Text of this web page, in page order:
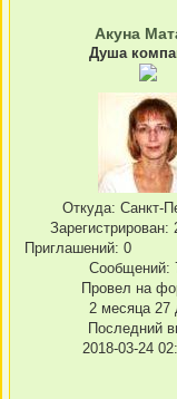
Акуна
Душа
Откуда: Санкт-
Зарегистрирован:
Приглашений: 0
Сообщений:
Провел на
2 месяца 27
Последний
2018-03-24